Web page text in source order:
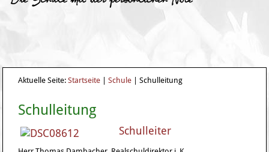
Aktuelle Seite:Startseite |Schule |Schulleitung
Schulleitung
Schulleiter